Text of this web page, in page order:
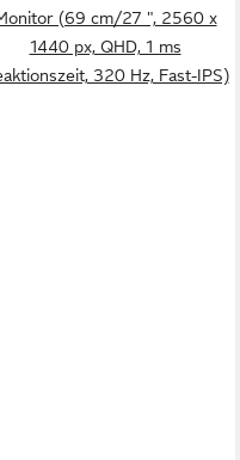
(69 cm/27 ", 2560 x
1440 px, QHD, 1 ms
320 Hz, Fast-IPS)